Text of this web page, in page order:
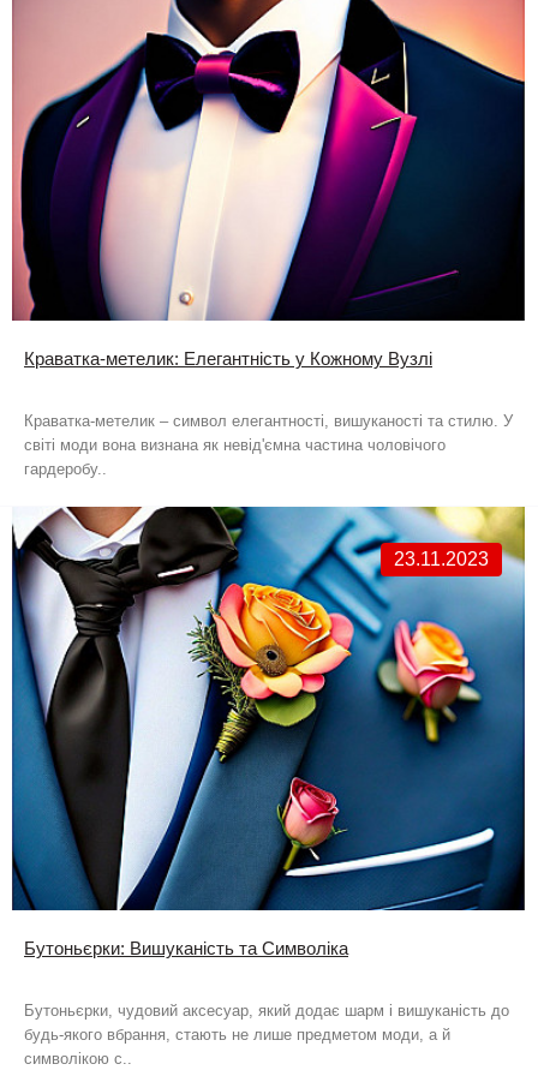
Краватка-метелик: Елегантність у Кожному Вузлі
Краватка-метелик – символ елегантності, вишуканості та стилю. У
світі моди вона визнана як невід'ємна частина чоловічого
гардеробу..
23.11.2023
Бутоньєрки: Вишуканість та Символіка
Бутоньєрки, чудовий аксесуар, який додає шарм і вишуканість до
будь-якого вбрання, стають не лише предметом моди, а й
символікою с..